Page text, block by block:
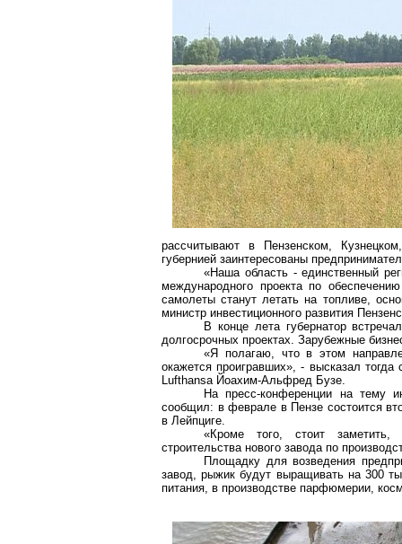
рассчитывают в Пензенском,
губернией заинтересованы
«Наша область - единственный
международного проекта по
самолеты станут летать на топливе,
министр инвестиционного развития
В конце лета губернатор
долгосрочных проектах. Зарубежные
«Я полагаю, что в этом
окажется проигравших», - высказал тогда
Lufthansa Йоахим-Альфред Бузе.
На пресс-конференции на тему
сообщил: в феврале в Пензе состоится
в Лейпциге.
«Кроме того, стоит заметить,
строительства нового завода по
Площадку для возведения
завод, рыжик будут выращивать на 300
питания, в производстве парфюмерии,